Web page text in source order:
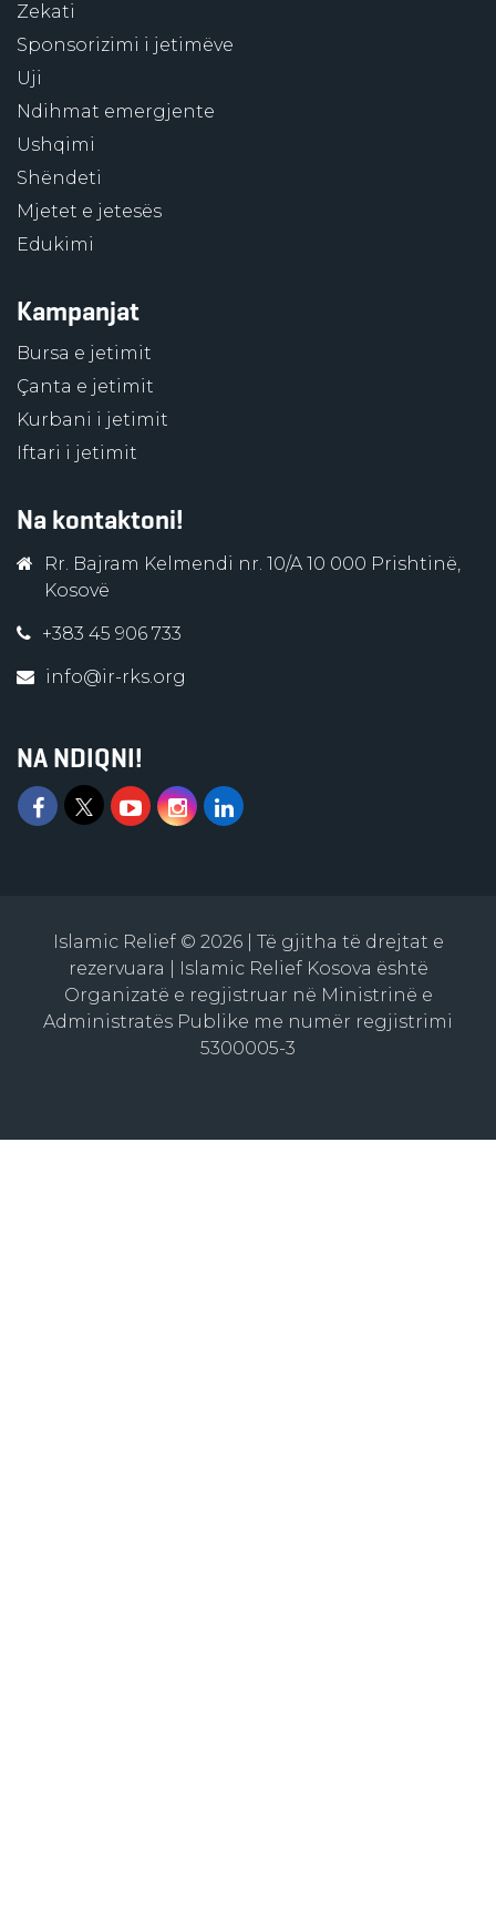
Zekati
Sponsorizimi i jetimëve
Uji
Ndihmat emergjente
Ushqimi
Shëndeti
Mjetet e jetesës
Edukimi
Kampanjat
Bursa e jetimit
Çanta e jetimit
Kurbani i jetimit
Iftari i jetimit
Na kontaktoni!
Rr. Bajram Kelmendi nr. 10/A 10 000 Prishtinë,
Kosovë
+383 45 906 733
info@ir-rks.org
NA NDIQNI!
Islamic Relief © 2026 | Të gjitha të drejtat e
rezervuara | Islamic Relief Kosova është
Organizatë e regjistruar në Ministrinë e
Administratës Publike me numër regjistrimi
5300005-3